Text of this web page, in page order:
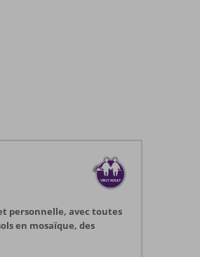
personnelle, avec toutes
en mosaïque, des